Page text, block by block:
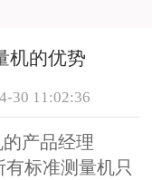
机的优势
30 11:02:36
产品经理
有标准测量机只